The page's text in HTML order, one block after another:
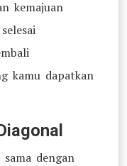
kemajuan
kamu dapatkan
dengan